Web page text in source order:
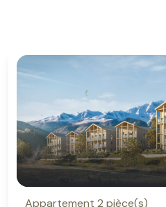
Appartement 2 pièce(s)